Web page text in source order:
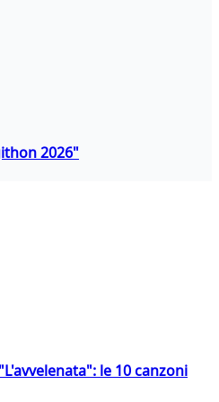
2026"
le 10 canzoni